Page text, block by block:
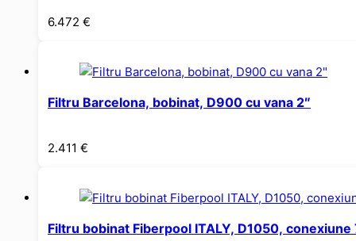
6.472 €
Filtru Barcelona, bobinat, D900 cu vana 2″
2.411 €
Filtru bobinat Fiberpool ITALY, D1050, conexiune